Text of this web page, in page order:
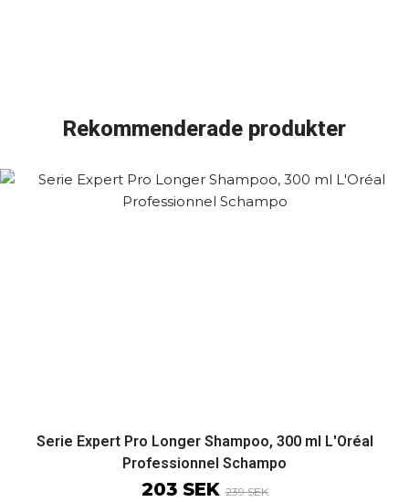
Rekommenderade produkter
Serie Expert Pro Longer Shampoo, 300 ml L'Oréal
Professionnel Schampo
203 SEK239 SEK